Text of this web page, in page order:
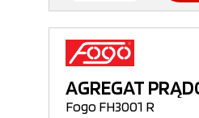
AGREGAT
Fogo FH3001 R